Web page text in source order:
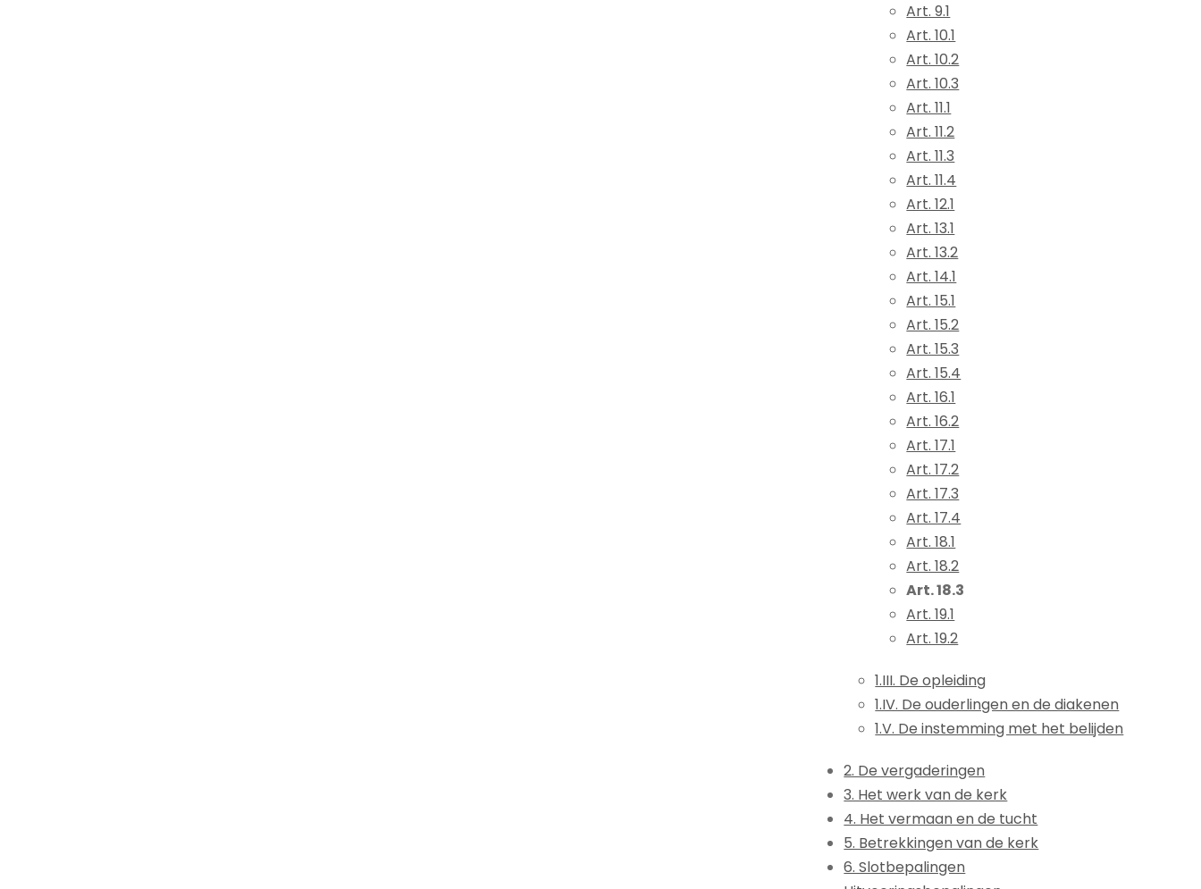
Art. 9.1
Art. 10.1
Art. 10.2
Art. 10.3
Art. 11.1
Art. 11.2
Art. 11.3
Art. 11.4
Art. 12.1
Art. 13.1
Art. 13.2
Art. 14.1
Art. 15.1
Art. 15.2
Art. 15.3
Art. 15.4
Art. 16.1
Art. 16.2
Art. 17.1
Art. 17.2
Art. 17.3
Art. 17.4
Art. 18.1
Art. 18.2
Art. 18.3
Art. 19.1
Art. 19.2
1.III. De opleiding
1.IV. De ouderlingen en de diakenen
1.V. De instemming met het belijden
2. De vergaderingen
3. Het werk van de kerk
4. Het vermaan en de tucht
5. Betrekkingen van de kerk
6. Slotbepalingen